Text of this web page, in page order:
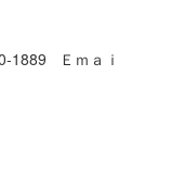
1889 Ｅｍａｉ